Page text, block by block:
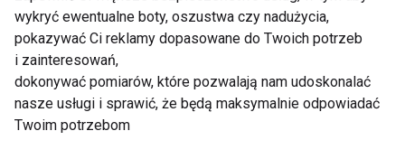
się trend w aktualnym świecie fitness.
Kolejnym trendem są, wszelkie ćwiczenia na
mięśnie pośladkowe tzw. glute.Po części wiąże się
to z powyższym trendem maszyn półwolnych, ale w
CORE widzimy, że ta konkretna partia mięśni potrafiła
wykryć ewentualne boty, oszustwa czy nadużycia,
pokazywać Ci reklamy dopasowane do Twoich potrzeb
i zainteresowań,
dokonywać pomiarów, które pozwalają nam udoskonalać
nasze usługi i sprawić, że będą maksymalnie odpowiadać
Twoim potrzebom